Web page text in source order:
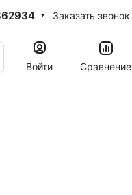
Заказать звонок
Войти
Сравнение